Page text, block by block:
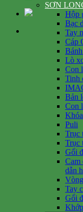
SƠN
Hộp
Bạc
Tay
Cáp
Lò
Con
Tinh
Bản
Con
Puli
Trục
Trục
Gối
Cam
dẫn
Tay
Gối